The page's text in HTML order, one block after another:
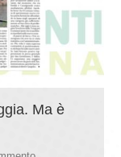
Ma è